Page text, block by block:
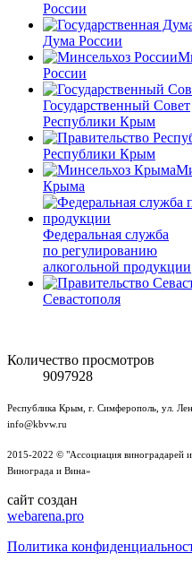
России
Дума России
России
Государственный Совет
Республики Крым
Республики Крым
Крыма
Федеральная служба
по регулированию
алкогольной продукции
Севастополя
Количество просмотров
9097928
Республика Крым, г. Симферополь, ул.
info@kbvw.ru
2015-2022 © "Ассоциация виноградарей
Винограда и Вина»
сайт создан
webarena.pro
Политика